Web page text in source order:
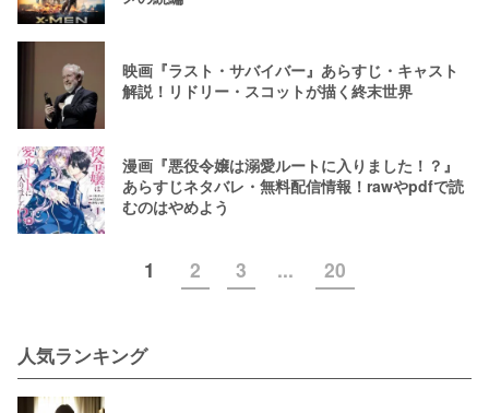
映画『ラスト・サバイバー』あらすじ・キャスト
解説！リドリー・スコットが描く終末世界
漫画『悪役令嬢は溺愛ルートに入りました！？』
あらすじネタバレ・無料配信情報！rawやpdfで読
むのはやめよう
1 2 3 ... 20
人気ランキング